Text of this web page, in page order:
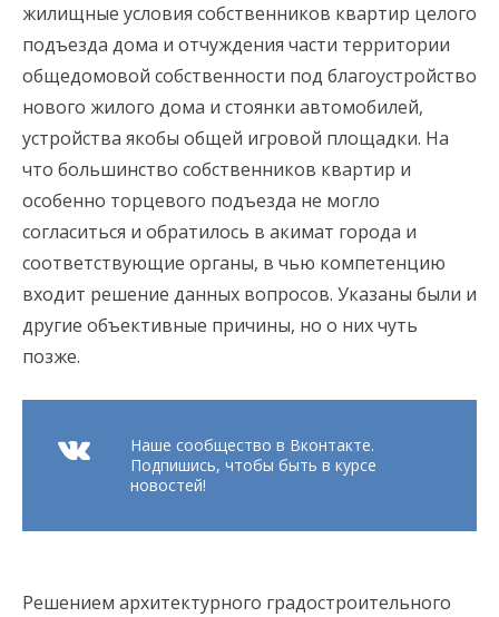
жилищные условия собственников квартир целого
подъезда дома и отчуждения части территории
общедомовой собственности под благоустройство
нового жилого дома и стоянки автомобилей,
устройства якобы общей игровой площадки. На
что большинство собственников квартир и
особенно торцевого подъезда не могло
согласиться и обратилось в акимат города и
соответствующие органы, в чью компетенцию
входит решение данных вопросов. Указаны были и
другие объективные причины, но о них чуть
позже.
Наше сообщество в Вконтакте.
Подпишись, чтобы быть в курсе
новостей!
Решением архитектурного градостроительного